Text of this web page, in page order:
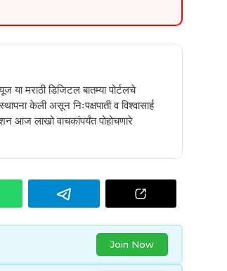
मराठी डिजिटल बातम्या पोर्टलचे
केली असून निःपक्षपाती व विश्वासार्ह
आज लाखो वाचकांपर्यंत पोहोचणारे
Join Now